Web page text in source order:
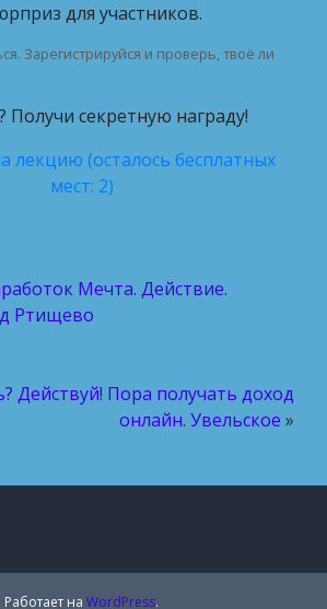
для участников.
Зарегистрируйся и проверь, твоё ли
Получи секретную награду!
лекцию (осталось бесплатных
мест: 2)
Мечта. Действие.
Ртищево
Действуй! Пора получать доход
онлайн. Увельское »
на WordPress.